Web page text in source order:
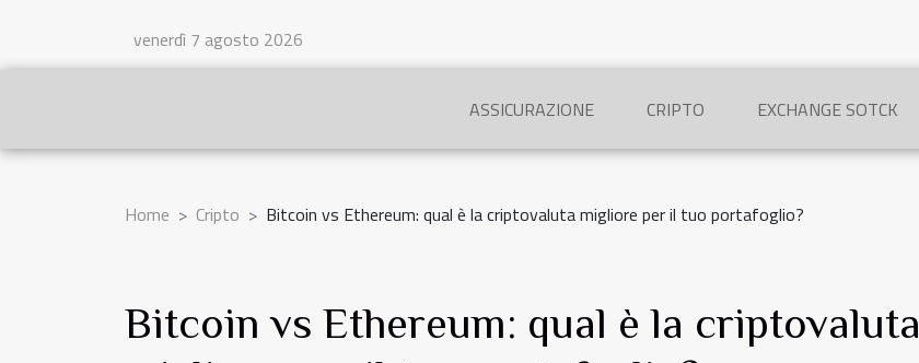
venerdì 7 agosto 2026
ASSICURAZIONE CRIPTO EXCHANGE SOTCK
Home Cripto Bitcoin vs Ethereum: qual è la criptovaluta migliore per il tuo portafoglio?
Bitcoin vs Ethereum: qual è la criptovaluta